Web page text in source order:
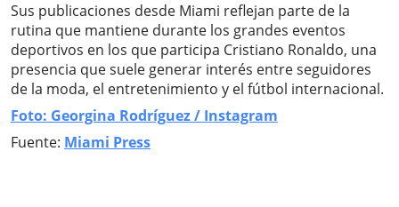
Sus publicaciones desde Miami reflejan parte de la
rutina que mantiene durante los grandes eventos
deportivos en los que participa Cristiano Ronaldo, una
presencia que suele generar interés entre seguidores
de la moda, el entretenimiento y el fútbol internacional.
Foto: Georgina Rodríguez / Instagram
Fuente: Miami Press